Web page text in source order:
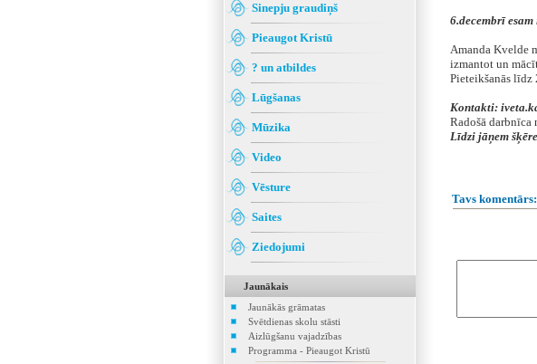
Sinepju graudiņš
Pieaugot Kristū
? un atbildes
Lūgšanas
Mūzika
Video
Vēsture
Saites
Ziedojumi
Jaunākais
Jaunākās grāmatas
Svētdienas skolu stāsti
Aizlūgšanu vajadzības
Programma - Pieaugot Kristū
6.decembrī
Amanda Kvelde
izmantot un
Pieteikšanās līdz
Kontakti:
Radošā
Līdzi jāņem
Tavs komentārs: